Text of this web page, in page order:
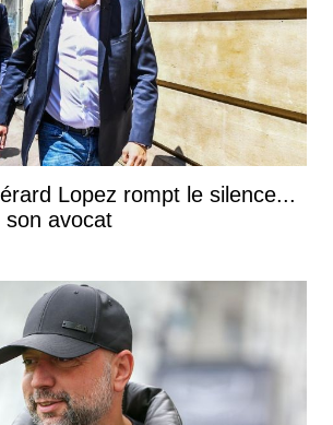
Lopez rompt le silence...
son avocat